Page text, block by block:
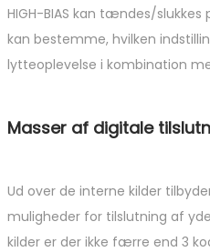
HIGH-BIAS kan tændes/
kan bestemme, hvilken
lytteoplevelse i kombination
Masser af digitale
Ud over de interne kilder
muligheder for tilslutning af
kilder er der ikke færre end 3